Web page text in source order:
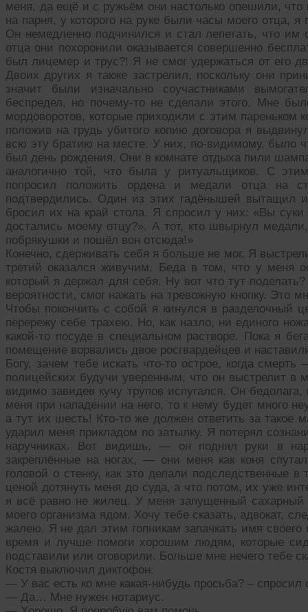
меня, да ещё и с ружьём они настолько опешили,
на парня, у которого на руке были часы моего отца,
Он немедленно подчинился и стал лепетать, что им
отца они похоронили оказывается совершенно
был лицемер и трус?! Я не смог удержаться от его
Двоих других я также застрелил, поскольку они
значит были изначально соучастниками
беспредел, но почему-то не сделали этого. Мне
мордоворотов, которые приходили с этим
положив на грудь убитого копию договора я
всю эту братию на месте. У них, по-видимому, было
был день рождения. Они в комнате отдыха пили
аналогично той, что была у ритуальщиков. С
попросил положить ордена и медали отца на
подтвердились. Один из этих гадёнышей вытащил
бросил их на край стола. Я спросил у них: «Вы суки
достались моему отцу?». А тот, кто швырнул
побрякушки и пошёл вон отсюда!»
Конечно, сдерживать себя я больше не мог. Я
третий оказался живучим. Беда в том, что у меня
который я держал для себя. Ну вот что тут
вероятности, смог нажать на тревожную кнопку. Это
Чтобы покончить с собой я кинулся в разделочный
перережу себе трахею. Но, как назло, ни единого
какой-то посуде в специальном растворе. Пока я
помещение ворвались двое росгвардейцев и
Богу, зачем тебе искать что-то острое, когда
полицейских будучи уверенным, что он выстрелит в
видимо завидев кучу трупов испугался. Он
меня при нападении на него, то к нему будет много
а тут их шесть! Кто-то же должен ответить за такое
ударил меня прикладом по затылку. Я потерял
наручниках. Вот видишь, — он поднял руки в
закреплённые на ногах, — они меня как коня
головой о стенку, как это делали
ценой дотянуть меня до суда, а что потом, их уже
я всё равно не жилец. У меня запущенный
моего организма ядом. Хочу тебе сказать, адвокат,
жалею. Я не дал этим гопникам запачкать имя своего
время и лучше помоги хорошим людям, которые
подставили или оговорили. Больше мне нечего тебе
Костя выключил диктофон.
— У вас есть ко мне какая-нибудь просьба? – спросил
— Да… Мне нужен нотариус.